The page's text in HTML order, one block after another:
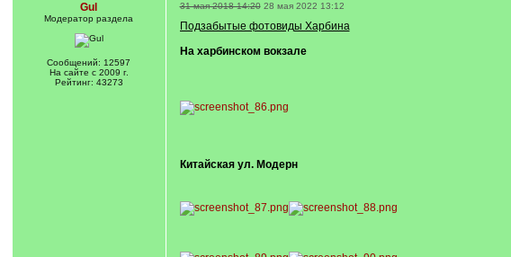
Gul
Модератор раздела
Сообщений: 12597
На сайте с 2009 г.
Рейтинг: 43273
31 мая 2018 14:20 28 мая 2022 13:12
Подзабытые фотовиды Харбина
На харбинском вокзале
Китайская ул. Модерн